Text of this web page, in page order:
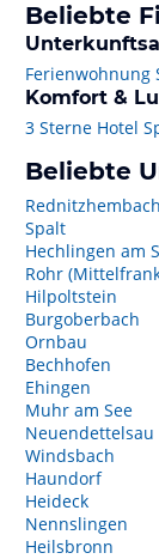
Beliebte
Ferienwohnung
Komfort &
3 Sterne Hotel
Beliebte
Rednitzhembach
Spalt
Hechlingen am
Rohr
Hilpoltstein
Burgoberbach
Ornbau
Bechhofen
Ehingen
Muhr am See
Neuendettelsau
Windsbach
Haundorf
Heideck
Nennslingen
Heilsbronn